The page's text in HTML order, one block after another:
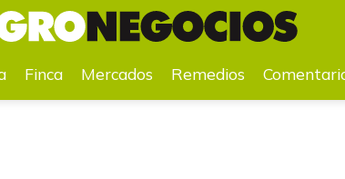
del 1 de julio
Finca Mercados Remedios